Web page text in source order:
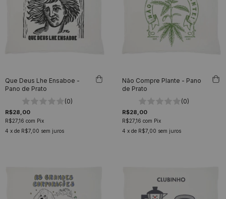
Que Deus Lhe Ensaboe -
Pano de Prato
(0)
R$28,00
R$27,16 com Pix
4 x de R$7,00 sem juros
Não Compre Plante - Pano
de Prato
(0)
R$28,00
R$27,16 com Pix
4 x de R$7,00 sem juros